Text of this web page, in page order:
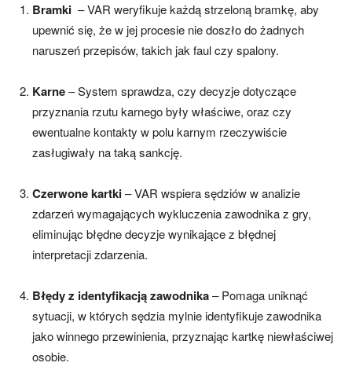
Bramki – VAR weryfikuje każdą strzeloną bramkę, aby
upewnić się, że w jej procesie nie doszło do żadnych
naruszeń przepisów, takich jak faul czy spalony.
Karne– System sprawdza, czy decyzje dotyczące
przyznania rzutu karnego były właściwe, oraz czy
ewentualne kontakty w polu karnym rzeczywiście
zasługiwały na taką sankcję.
Czerwone kartki– VAR wspiera sędziów w analizie
zdarzeń wymagających wykluczenia zawodnika z gry,
eliminując błędne decyzje wynikające z błędnej
interpretacji zdarzenia.
Błędy z identyfikacją zawodnika– Pomaga uniknąć
sytuacji, w których sędzia mylnie identyfikuje zawodnika
jako winnego przewinienia, przyznając kartkę niewłaściwej
osobie.